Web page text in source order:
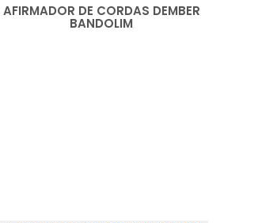
AFIRMADOR DE CORDAS DEMBER
BANDOLIM